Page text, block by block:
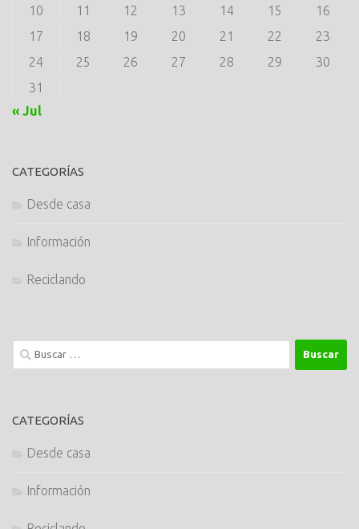
10
11 12 13 14 15
16
17
18 19 20 21 22
23
24
25 26 27 28 29
30
31
« Jul
CATEGORÍAS
Desde casa
Información
Reciclando
Buscar:
CATEGORÍAS
Desde casa
Información